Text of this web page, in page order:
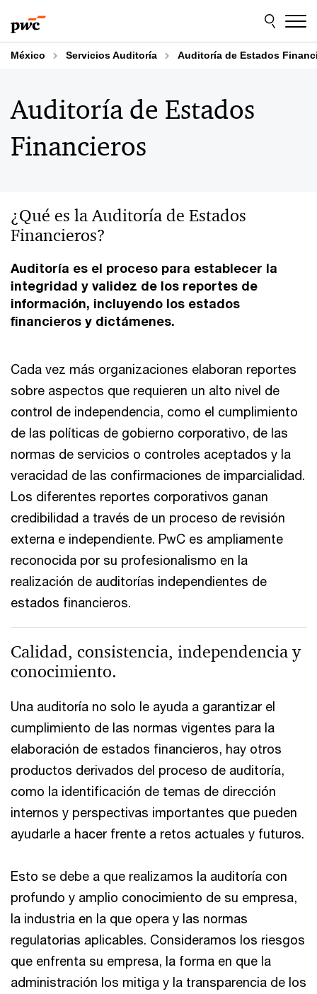
to
content
to
footer
México Servicios Auditoría Auditoría de Estados
Auditoría de Estados
Financieros
¿Qué es la Auditoría de Estados
Financieros?
Auditoría es el proceso para establecer la
integridad y validez de los reportes de
información, incluyendo los estados
financieros y dictámenes.
Cada vez más organizaciones elaboran reportes
sobre aspectos que requieren un alto nivel de
control de independencia, como el cumplimiento
de las políticas de gobierno corporativo, de las
normas de servicios o controles aceptados y la
veracidad de las confirmaciones de imparcialidad.
Los diferentes reportes corporativos ganan
credibilidad a través de un proceso de revisión
externa e independiente. PwC es ampliamente
reconocida por su profesionalismo en la
realización de auditorías independientes de
estados financieros.
Calidad, consistencia, independencia y
conocimiento.
Una auditoría no solo le ayuda a garantizar el
cumplimiento de las normas vigentes para la
elaboración de estados financieros, hay otros
productos derivados del proceso de auditoría,
como la identificación de temas de dirección
internos y perspectivas importantes que pueden
ayudarle a hacer frente a retos actuales y futuros.
Esto se debe a que realizamos la auditoría con
profundo y amplio conocimiento de su empresa,
la industria en la que opera y las normas
regulatorias aplicables. Consideramos los riesgos
que enfrenta su empresa, la forma en que la
administración los mitiga y la transparencia de los